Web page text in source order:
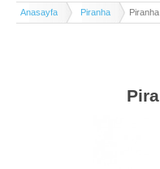
Anasayfa Piranha